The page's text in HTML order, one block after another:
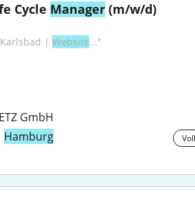
Cycle Manager (m/w/d)
| Website..."
GmbH
Hamburg